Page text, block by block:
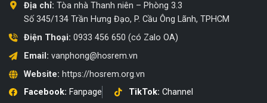
Địa chỉ: Tòa nhà Thanh niên – Phòng 3.3
Số 345/134 Trần Hưng Đạo, P. Cầu Ông Lãnh, TPHCM
Điện Thoại: 0933 456 650 (có Zalo OA)
Email: vanphong@hosrem.vn
Website: https://hosrem.org.vn
Facebook: Fanpage TikTok: Channel